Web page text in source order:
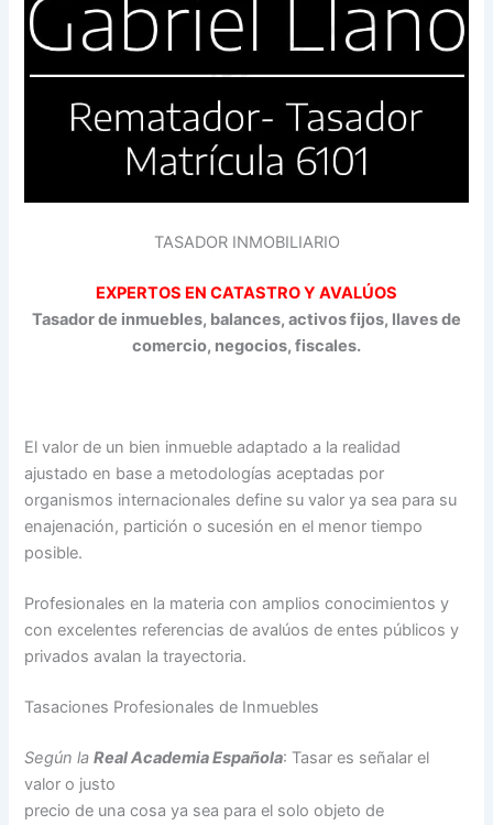
TASADOR INMOBILIARIO
EXPERTOS EN CATASTRO Y AVALÚOS
Tasador de inmuebles, balances, activos fijos, llaves de
comercio, negocios, fiscales.
El valor de un bien inmueble adaptado a la realidad
ajustado en base a metodologías aceptadas por
organismos internacionales define su valor ya sea para su
enajenación, partición o sucesión en el menor tiempo
posible.
Profesionales en la materia con amplios conocimientos y
con excelentes referencias de avalúos de entes públicos y
privados avalan la trayectoria.
Tasaciones Profesionales de Inmuebles
Según laReal Academia Española: Tasar es señalar el
valor o justo
precio de una cosa ya sea para el solo objeto de